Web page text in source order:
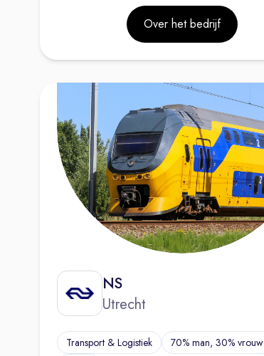
Over het bedrijf
NS
Utrecht
Transport & Logistiek
70% man, 30% vrouw